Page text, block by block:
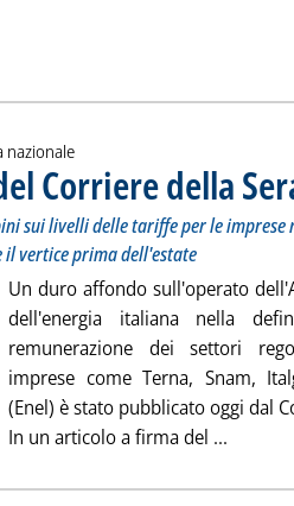
nazionale
Corriere della
sui livelli delle tariffe per le imprese
vertice prima dell'estate
Un duro affondo sull'operato
dell'energia italiana nella
remunerazione dei settori
imprese come Terna, Snam,
(Enel) è stato pubblicato oggi dal
In un articolo a firma del ...